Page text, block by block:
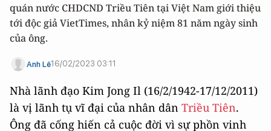
quán nước CHDCND Triều Tiên tại Việt Nam giới thiệu
tới độc giả VietTimes, nhân kỷ niệm 81 năm ngày sinh
của ông.
Anh Lê16/02/2023 03:11
Nhà lãnh đạo Kim Jong Il (16/2/1942-17/12/2011)
là vị lãnh tụ vĩ đại của nhân dân Triều Tiên.
Ông đã cống hiến cả cuộc đời vì sự phồn vinh